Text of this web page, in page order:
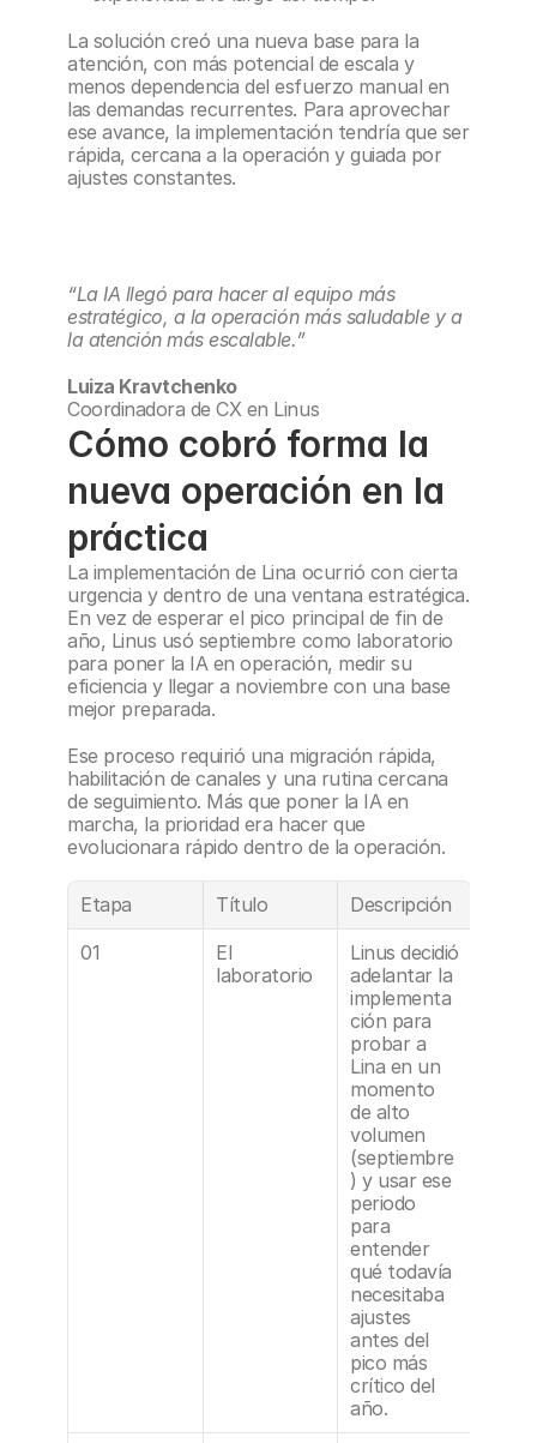
La solución creó una nueva base para la
atención, con más potencial de escala y
menos dependencia del esfuerzo manual en
las demandas recurrentes. Para aprovechar
ese avance, la implementación tendría que ser
rápida, cercana a la operación y guiada por
ajustes constantes.
“La IA llegó para hacer al equipo más
estratégico, a la operación más saludable y a
la atención más escalable.”
Luiza Kravtchenko
Coordinadora de CX en Linus
Cómo cobró forma la
nueva operación en la
práctica
La implementación de Lina ocurrió con cierta
urgencia y dentro de una ventana estratégica.
En vez de esperar el pico principal de fin de
año, Linus usó septiembre como laboratorio
para poner la IA en operación, medir su
eficiencia y llegar a noviembre con una base
mejor preparada.
Ese proceso requirió una migración rápida,
habilitación de canales y una rutina cercana
de seguimiento. Más que poner la IA en
marcha, la prioridad era hacer que
evolucionara rápido dentro de la operación.
Etapa Título
Descripción
01
El
laboratorio
Linus decidió
adelantar la
implementa
ción para
probar a
Lina en un
momento
de alto
volumen
(septiembre
) y usar ese
periodo
para
entender
qué todavía
necesitaba
ajustes
antes del
pico más
crítico del
año.